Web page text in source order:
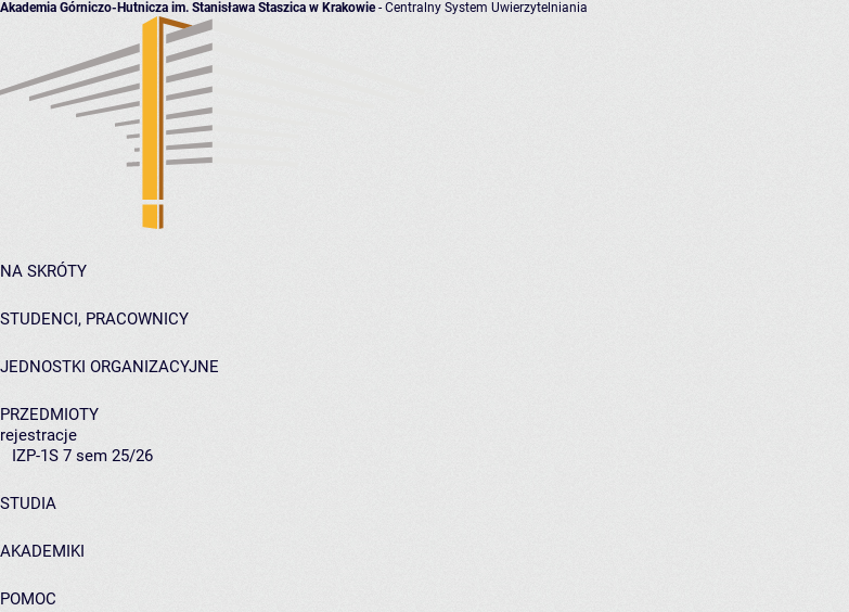
Akademia Górniczo-Hutnicza im. Stanisława Staszica w Krakowie- Centralny System Uwierzytelniania
NA SKRÓTY
STUDENCI, PRACOWNICY
JEDNOSTKI ORGANIZACYJNE
PRZEDMIOTY
rejestracje
IZP-1S 7 sem 25/26
STUDIA
AKADEMIKI
POMOC